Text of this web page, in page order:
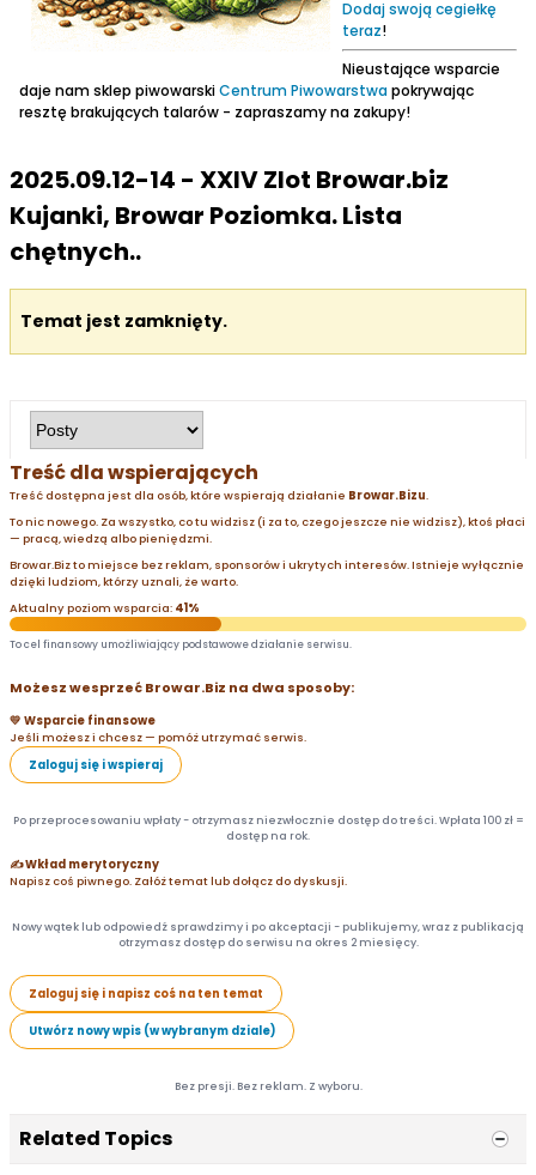
Dodaj swoją cegiełkę
teraz!
Nieustające wsparcie
daje nam sklep piwowarskiCentrum Piwowarstwapokrywając
resztę brakujących talarów - zapraszamy na zakupy!
2025.09.12-14 - XXIV Zlot Browar.biz
Kujanki, Browar Poziomka. Lista
chętnych..
Temat jest zamknięty.
Treść dla wspierających
Treść dostępna jest dla osób, które wspierają działanie Browar.Bizu.
To nic nowego. Za wszystko, co tu widzisz (i za to, czego jeszcze nie widzisz), ktoś płaci
— pracą, wiedzą albo pieniędzmi.
Browar.Biz to miejsce bez reklam, sponsorów i ukrytych interesów. Istnieje wyłącznie
dzięki ludziom, którzy uznali, że warto.
Aktualny poziom wsparcia: 41%
To cel finansowy umożliwiający podstawowe działanie serwisu.
Możesz wesprzeć Browar.Biz na dwa sposoby:
💛 Wsparcie finansowe
Jeśli możesz i chcesz — pomóż utrzymać serwis.
Zaloguj się i wspieraj
Po przeprocesowaniu wpłaty - otrzymasz niezwłocznie dostęp do treści. Wpłata 100 zł =
dostęp na rok.
✍️ Wkład merytoryczny
Napisz coś piwnego. Załóż temat lub dołącz do dyskusji.
Nowy wątek lub odpowiedź sprawdzimy i po akceptacji - publikujemy, wraz z publikacją
otrzymasz dostęp do serwisu na okres 2 miesięcy.
Zaloguj się i napisz coś na ten temat
Utwórz nowy wpis (w wybranym dziale)
Bez presji. Bez reklam. Z wyboru.
Related Topics